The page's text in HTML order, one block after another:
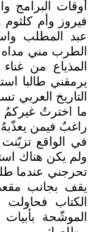
أوقات البرامج
فيروز وأم
عبد المطلب
الطرب مني مداه
المذياع من
يرمقني طالبا
التاريخ العربي
ما اخترتُ
راغبٌ فيمن يعذّبهُ
في الواقع
ولم يكن هناك
تحرجني عندما
يقف بجانب
الكتاب
الموشّحة